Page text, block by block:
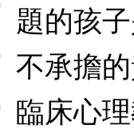
題的孩
不承擔
臨床心